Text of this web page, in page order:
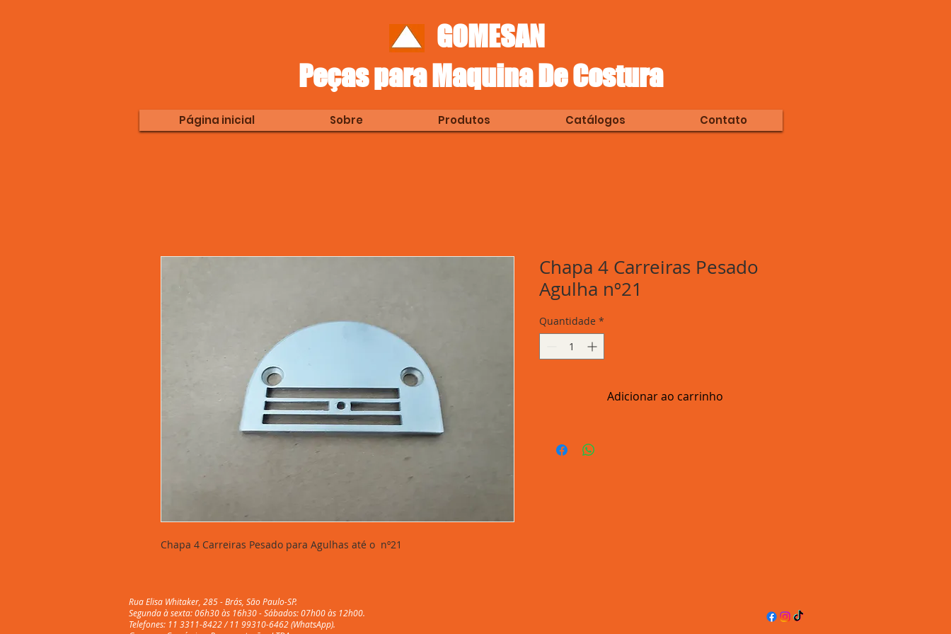
GOMESAN
Peças para Maquina De Costura
Página inicial Sobre Produtos Catálogos Contato
Chapa 4 Carreiras Pesado para Agulhas até o nº21
Chapa 4 Carreiras Pesado
Agulha nº21
Quantidade *
Adicionar ao carrinho
Rua Elisa Whitaker, 285 - Brás, São Paulo-SP.
Segunda à sexta: 06h30 às 16h30 - Sábados: 07h00 às 12h00.
Telefones: 11 3311-8422 / 11 99310-6462 (WhatsApp).